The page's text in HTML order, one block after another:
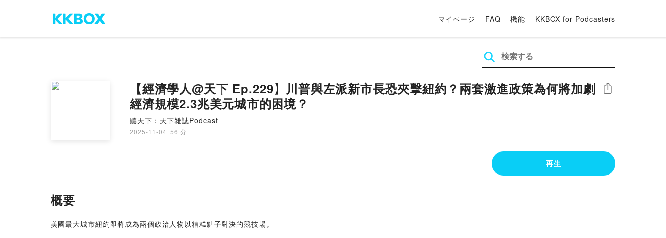
マイページ FAQ 機能 KKBOX for Podcasters
【經濟學人@天下 Ep.229】川普與左派新市長恐夾擊紐約？兩套激進政策為何將加劇
經濟規模2.3兆美元城市的困境？
聽天下：天下雜誌Podcast
2025-11-04 · 56 分
シェア
再生
概要
美國最大城市紐約即將成為兩個政治人物以糟糕點子對決的競技場。